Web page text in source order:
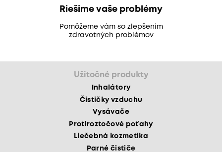
Riešime vaše problémy
Pomôžeme vám so zlepšením
zdravotných problémov
Užitočné produkty
Inhalátory
Čističky vzduchu
Vysávače
Protiroztočové poťahy
Liečebná kozmetika
Parné čističe